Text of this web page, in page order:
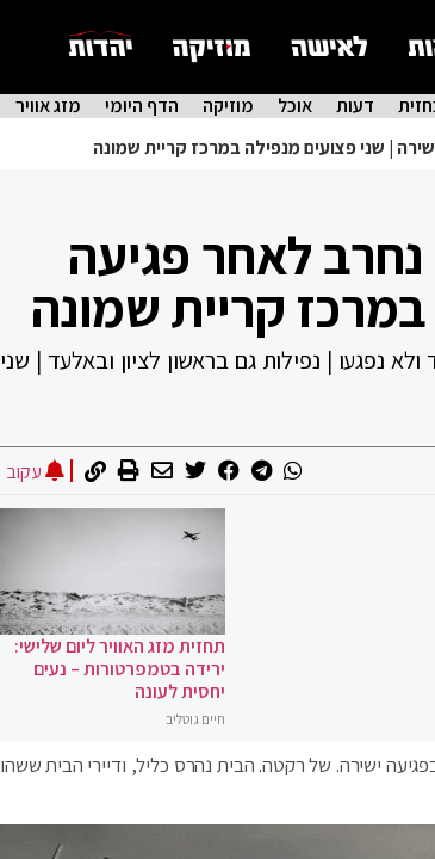
דעות אוכל מוזיקה הדף היומי מזג אוויר
| שני פצועים מנפילה במרכז קריית שמונה
נחרב לאחר פגיעה
קריית שמונה
נפגעו | נפילות גם בראשון לציון ובאלעד | שני
עקוב
תחזית מזג האוויר ליום שלישי:
ירידה בטמפרטורות – נעים
יחסית לעונה
חיים גוטליב
ישירה. של רקטה. הבית נהרס כליל, ודיירי הבית ששהו